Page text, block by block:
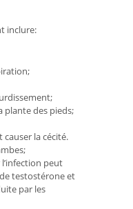
inclure:
plante des pieds;
causer la cécité.
peut
testostérone et
par les